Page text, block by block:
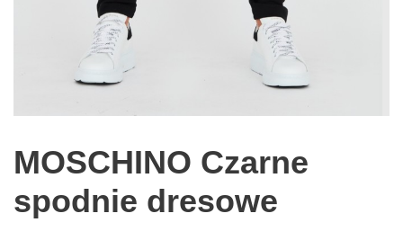
MOSCHINO Czarne
spodnie dresowe